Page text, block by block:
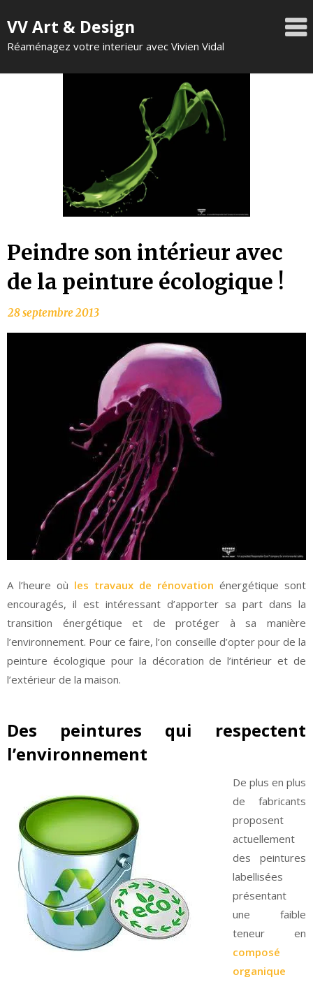
VV Art & Design
Réaménagez votre interieur avec Vivien Vidal
Peindre son intérieur avec
de la peinture écologique !
A l’heure où les travaux de rénovation énergétique sont
encouragés, il est intéressant d’apporter sa part dans la
transition énergétique et de protéger à sa manière
l’environnement. Pour ce faire, l’on conseille d’opter pour de la
peinture écologique pour la décoration de l’intérieur et de
l’extérieur de la maison.
Des peintures qui respectent
l’environnement
De plus en plus
de fabricants
proposent
actuellement
des peintures
labellisées
présentant
une faible
teneur en
composé
organique